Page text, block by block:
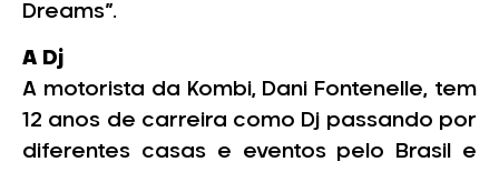
Dreams”.
A Dj
A motorista da Kombi, Dani Fontenelle, tem
12 anos de carreira como Dj passando por
diferentes casas e eventos pelo Brasil e